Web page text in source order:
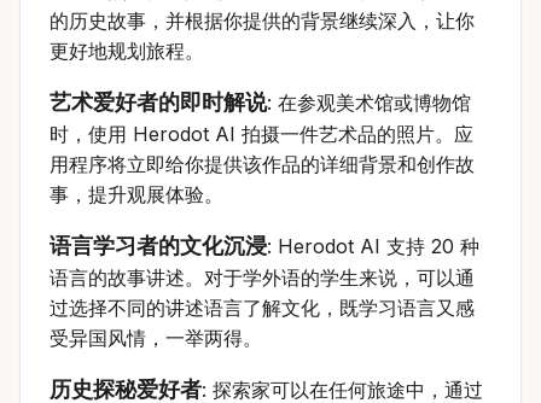
的历史故事，并根据你提供的背景继续深入，让你
更好地规划旅程。
艺术爱好者的即时解说: 在参观美术馆或博物馆
时，使用 Herodot AI 拍摄一件艺术品的照片。应
用程序将立即给你提供该作品的详细背景和创作故
事，提升观展体验。
语言学习者的文化沉浸: Herodot AI 支持 20 种
语言的故事讲述。对于学外语的学生来说，可以通
过选择不同的讲述语言了解文化，既学习语言又感
受异国风情，一举两得。
历史探秘爱好者: 探索家可以在任何旅途中，通过